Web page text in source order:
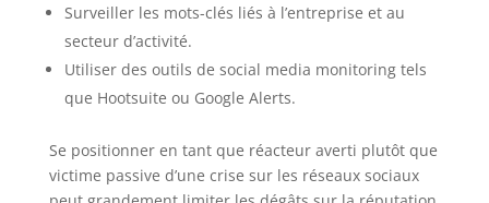
Surveiller les mots-clés liés à l’entreprise et au
secteur d’activité.
Utiliser des outils de social media monitoring tels
que Hootsuite ou Google Alerts.
Se positionner en tant que réacteur averti plutôt que
victime passive d’une crise sur les réseaux sociaux